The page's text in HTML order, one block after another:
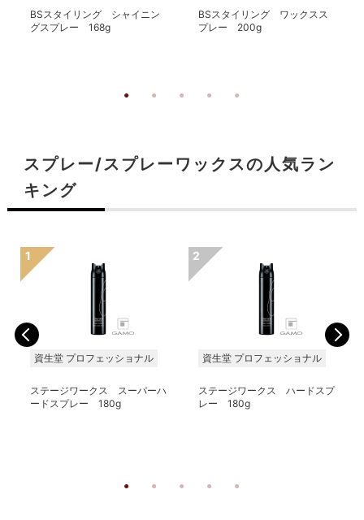
BSスタイリング シャイニン
グスプレー 168g
BSスタイリング ワックスス
プレー 200g
スプレー/スプレーワックスの人気ラン
キング
資生堂 プロフェッショナル
ステージワークス スーパーハ
ードスプレー 180g
資生堂 プロフェッショナル
ステージワークス ハードスプ
レー 180g